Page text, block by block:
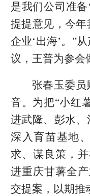
是我们公司准
提提意见，今
企业‘出海’。”
议，王普为参会
张春玉委员
音。为把“小红
进武隆、彭水、
深入育苗基地
求、谋良策，
进重庆甘薯全
交提案，以期推